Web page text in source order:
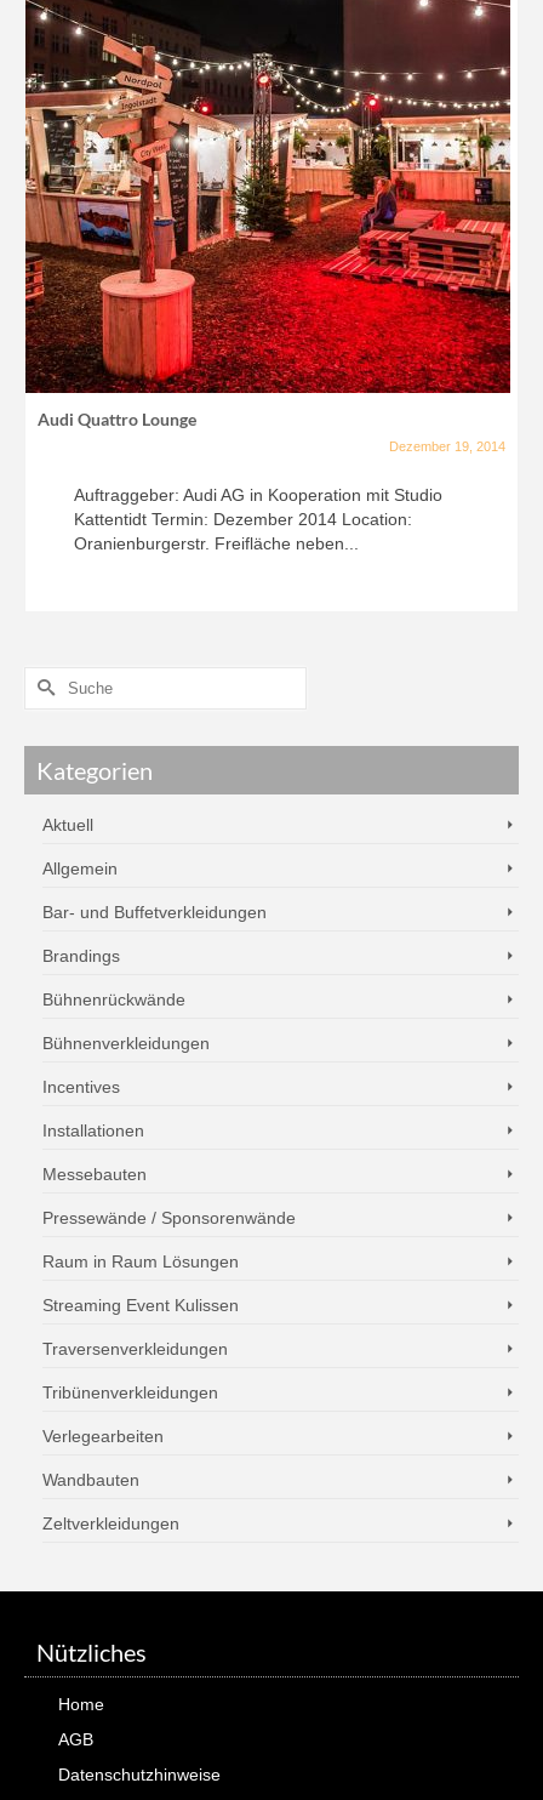
Audi Quattro Lounge
Dezember 19, 2014
Auftraggeber: Audi AG in Kooperation mit Studio
Kattentidt Termin: Dezember 2014 Location:
Oranienburgerstr. Freifläche neben...
Kategorien
Aktuell
Allgemein
Bar- und Buffetverkleidungen
Brandings
Bühnenrückwände
Bühnenverkleidungen
Incentives
Installationen
Messebauten
Pressewände / Sponsorenwände
Raum in Raum Lösungen
Streaming Event Kulissen
Traversenverkleidungen
Tribünenverkleidungen
Verlegearbeiten
Wandbauten
Zeltverkleidungen
Nützliches
Home
AGB
Datenschutzhinweise